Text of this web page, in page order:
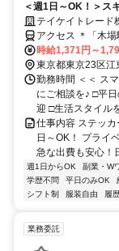
＜週1日～OK！＞ス
軽作業！会話少なめ
テイケイトレード
アクセス ＊「木
時給1,371円～
東京都東京23区江
勤務時間 ＜＜ ス
にご相談を♪ □平
迎 □生活スタイル
仕事内容 ステ
日～OK！ プ
急な出費も安心！
週1日からOK 副業・W
学歴不問
平日のみOK
シフト制
服装自由 履
業務委託